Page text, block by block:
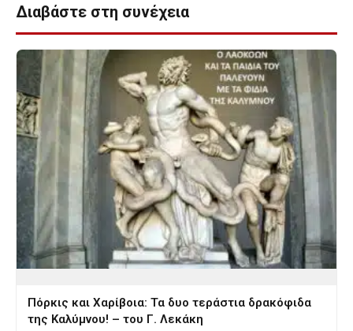
Διαβάστε στη συνέχεια
Πόρκις και Χαρίβοια: Τα δυο τεράστια δρακόφιδα
της Καλύμνου! – του Γ. Λεκάκη